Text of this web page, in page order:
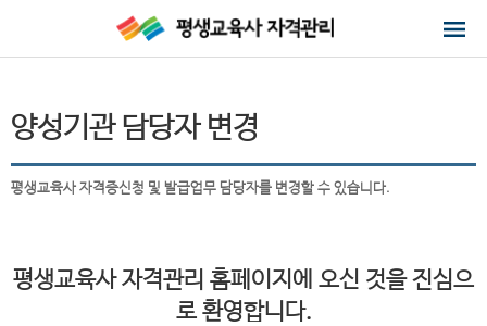
양성기관 담당자 변경
평생교육사 자격증신청 및 발급업무 담당자를 변경할 수 있습니다.
평생교육사 자격관리 홈페이지에 오신 것을 진심으
로 환영합니다.